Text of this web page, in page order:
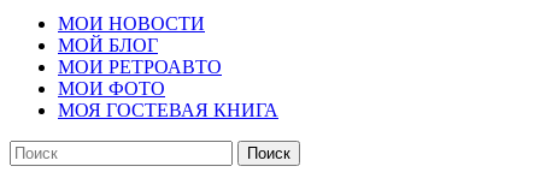
ОткрытьМОИ НОВОСТИ
МОЙ БЛОГ
МОИ РЕТРОАВТО
МОИ ФОТО
МОЯ ГОСТЕВАЯ КНИГА
КНОПКА
ЗАКРЫТЬ
Найти: